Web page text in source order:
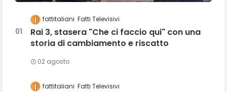
fattitaliani Fatti Televisivi
Rai 3, stasera "Che ci faccio qui" con una
storia di cambiamento e riscatto
02 agosto
fattitaliani Fatti Televisivi